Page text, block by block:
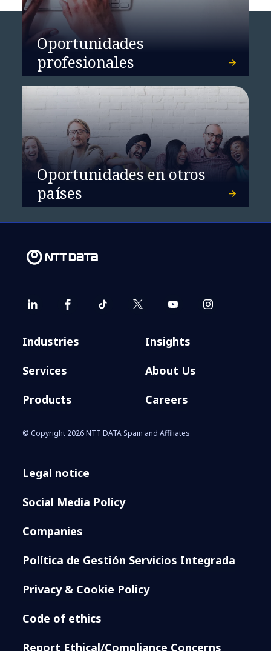
Global GenAI Report
NTT DATA, líder en
Servicios de Sostenibilidad
Oportunidades
profesionales
Oportunidades en otros
países
Industries
Services
Products
Insights
About Us
Careers
© Copyright 2026 NTT DATA Spain and Affiliates
Legal notice
Social Media Policy
Companies
Política de Gestión Servicios Integrada
Privacy & Cookie Policy
Code of ethics
Report Ethical/Compliance Concerns